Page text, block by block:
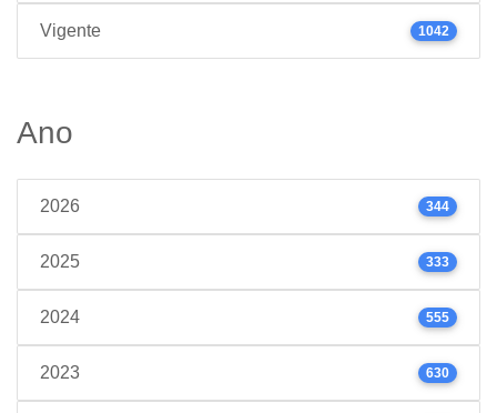
Vigente 1042
Ano
2026 344
2025 333
2024 555
2023 630